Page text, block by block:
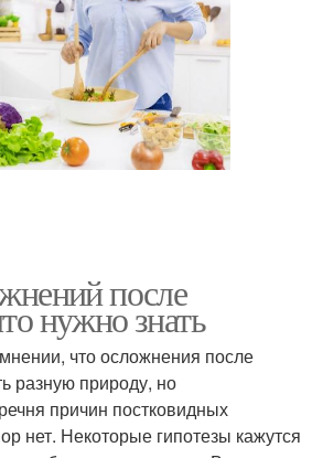
после
нужно знать
что осложнения после
разную природу, но
причин постковидных
нет. Некоторые гипотезы кажутся